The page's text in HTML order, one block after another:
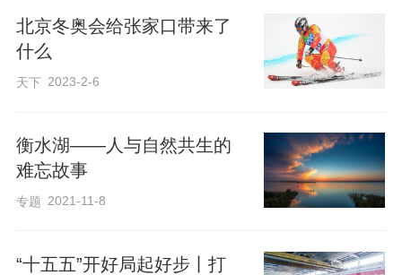
家反诈中心”APP、开启预警功能，用青春
活力筑牢居民反诈“安全网”，守护群众“钱
袋子”。华誉社区开展多彩主题活动，既举
又组织“五四之光 守护夕阳之光”敬老志愿
服务，入户陪伴关爱老人、帮扶解难，让
青春温情洒满社区。城市花园社区开展“弘
务，团员志愿者清扫道路、清理绿化带、
北京冬奥会给张家口带来了
什么
天下 2023-2-6
衡水湖——人与自然共生的
难忘故事
专题 2021-11-8
“十五五”开好局起好步丨打